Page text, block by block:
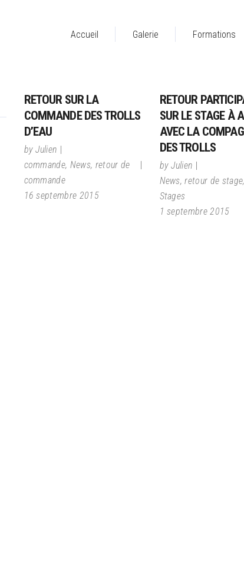
Accueil Galerie Formations
RETOUR SUR LA
COMMANDE DES TROLLS
D’EAU
byJulien
commande, News, retour de
commande
16 septembre 2015
RETOUR
SUR LE STAGE À
AVEC LA
DES TROLLS
byJulien
News,retour de stage,
Stages
1 septembre 2015